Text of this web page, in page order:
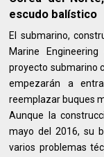
escudo balístico
El submarino,
Marine
proyecto submarino
empezarán a
reemplazar buques
Aunque la
mayo del 2016, su
varios problemas